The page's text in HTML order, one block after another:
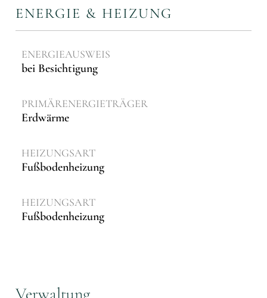
ENERGIE & HEIZUNG
ENERGIEAUSWEIS
bei Besichtigung
PRIMÄRENERGIETRÄGER
Erdwärme
HEIZUNGSART
Fußbodenheizung
HEIZUNGSART
Fußbodenheizung
Verwaltung